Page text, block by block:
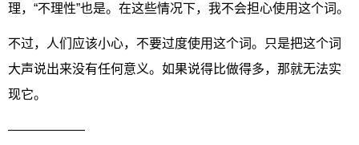
理，“不理性”也是。在这些情况下，我不会担心使用这个词。
不过，人们应该小心，不要过度使用这个词。只是把这个词
大声说出来没有任何意义。如果说得比做得多，那就无法实
现它。
——————